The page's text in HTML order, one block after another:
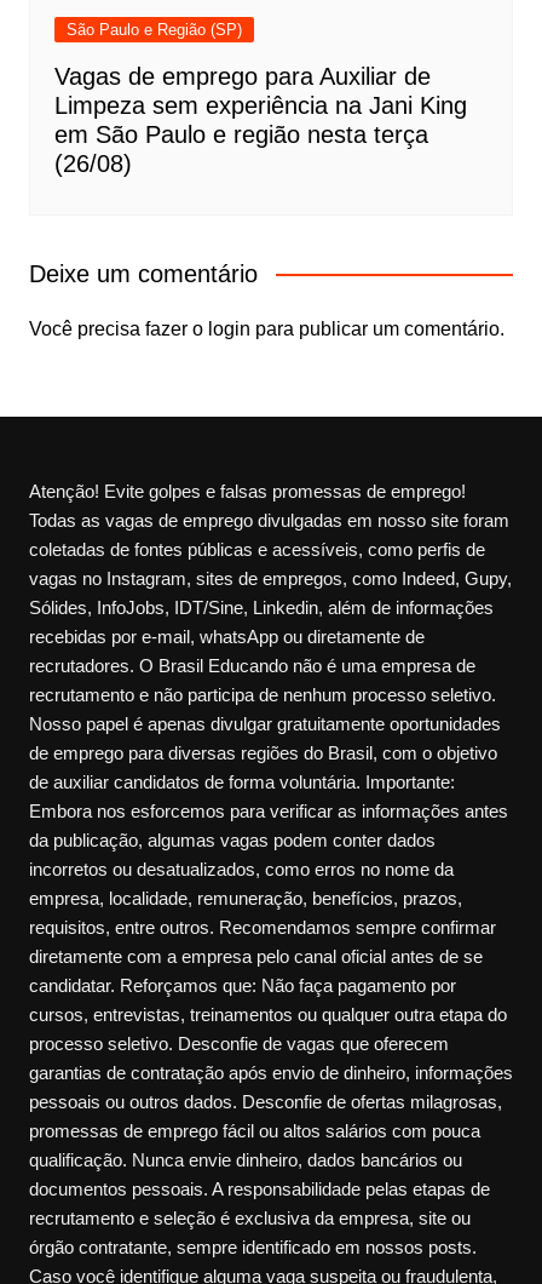
São Paulo e Região (SP)
Vagas de emprego para Auxiliar de
Limpeza sem experiência na Jani King
em São Paulo e região nesta terça
(26/08)
Deixe um comentário
Você precisa fazer o login para publicar um comentário.
Atenção! Evite golpes e falsas promessas de emprego!
Todas as vagas de emprego divulgadas em nosso site foram
coletadas de fontes públicas e acessíveis, como perfis de
vagas no Instagram, sites de empregos, como Indeed, Gupy,
Sólides, InfoJobs, IDT/Sine, Linkedin, além de informações
recebidas por e-mail, whatsApp ou diretamente de
recrutadores. O Brasil Educando não é uma empresa de
recrutamento e não participa de nenhum processo seletivo.
Nosso papel é apenas divulgar gratuitamente oportunidades
de emprego para diversas regiões do Brasil, com o objetivo
de auxiliar candidatos de forma voluntária. Importante:
Embora nos esforcemos para verificar as informações antes
da publicação, algumas vagas podem conter dados
incorretos ou desatualizados, como erros no nome da
empresa, localidade, remuneração, benefícios, prazos,
requisitos, entre outros. Recomendamos sempre confirmar
diretamente com a empresa pelo canal oficial antes de se
candidatar. Reforçamos que: Não faça pagamento por
cursos, entrevistas, treinamentos ou qualquer outra etapa do
processo seletivo. Desconfie de vagas que oferecem
garantias de contratação após envio de dinheiro, informações
pessoais ou outros dados. Desconfie de ofertas milagrosas,
promessas de emprego fácil ou altos salários com pouca
qualificação. Nunca envie dinheiro, dados bancários ou
documentos pessoais. A responsabilidade pelas etapas de
recrutamento e seleção é exclusiva da empresa, site ou
órgão contratante, sempre identificado em nossos posts.
Caso você identifique alguma vaga suspeita ou fraudulenta,